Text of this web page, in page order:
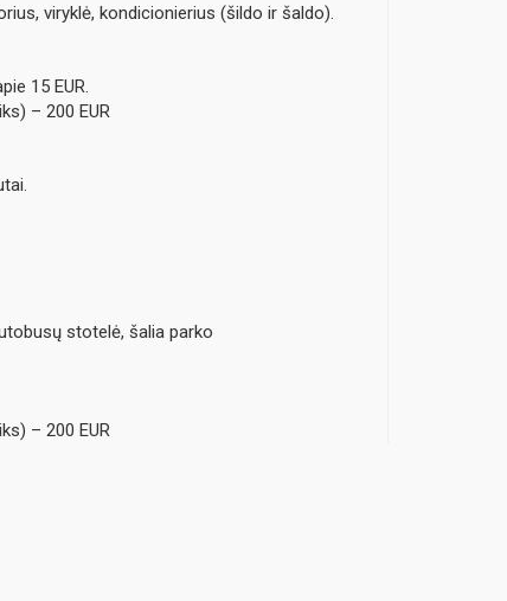
viryklė, kondicionierius (šildo ir šaldo).
15 EUR.
– 200 EUR
stotelė, šalia parko
– 200 EUR